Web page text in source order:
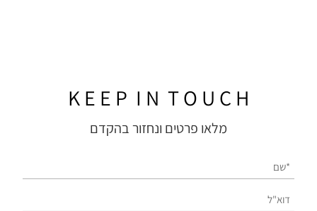
K E E P I N T O U C H
מלאו פרטים ונחזור בהקדם